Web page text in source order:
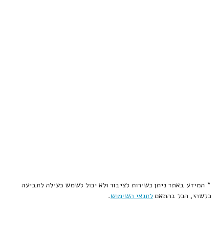
* המידע באתר ניתן כשירות לציבור ולא יכול לשמש כעילה לתביעה
כלשהי, הכל בהתאם לתנאי השימוש.